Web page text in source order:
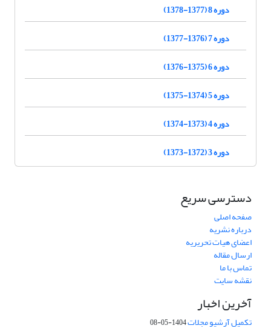
دوره 8 (1377-1378)
دوره 7 (1376-1377)
دوره 6 (1375-1376)
دوره 5 (1374-1375)
دوره 4 (1373-1374)
دوره 3 (1372-1373)
دسترسی سریع
صفحه اصلی
درباره نشریه
اعضای هیات تحریریه
ارسال مقاله
تماس با ما
نقشه سایت
آخرین اخبار
تکمیل آرشیو مجلات1404-05-08